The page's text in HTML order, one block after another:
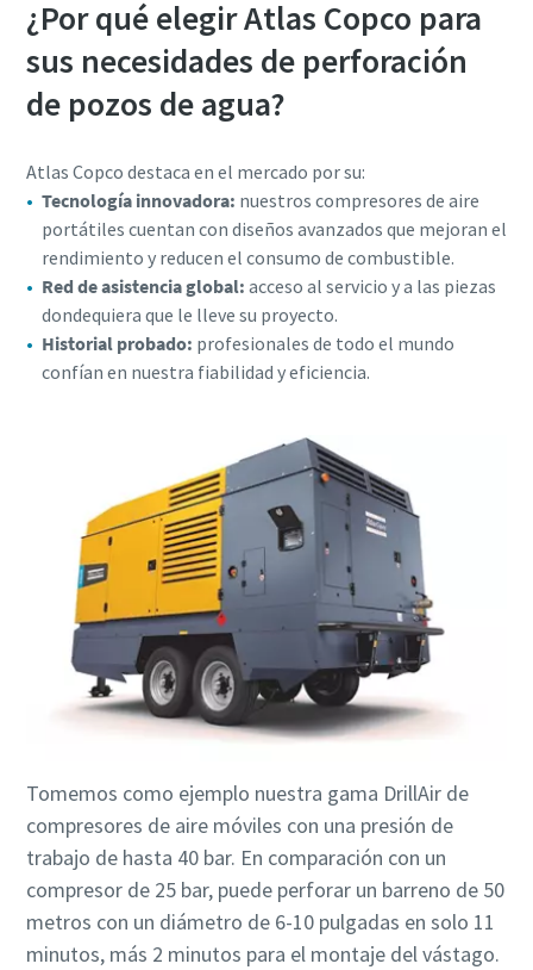
¿Por qué elegir Atlas Copco para
sus necesidades de perforación
de pozos de agua?
Atlas Copco destaca en el mercado por su:
Tecnología innovadora: nuestros compresores de aire
portátiles cuentan con diseños avanzados que mejoran el
rendimiento y reducen el consumo de combustible.
Red de asistencia global: acceso al servicio y a las piezas
dondequiera que le lleve su proyecto.
Historial probado: profesionales de todo el mundo
confían en nuestra fiabilidad y eficiencia.
Tomemos como ejemplo nuestra gama DrillAir de
compresores de aire móviles con una presión de
trabajo de hasta 40 bar. En comparación con un
compresor de 25 bar, puede perforar un barreno de 50
metros con un diámetro de 6-10 pulgadas en solo 11
minutos, más 2 minutos para el montaje del vástago.